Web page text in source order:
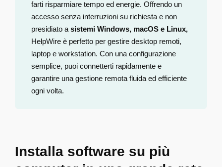
farti risparmiare tempo ed energie. Offrendo un
accesso senza interruzioni su richiesta e non
presidiato a sistemi Windows, macOS e Linux,
HelpWire è perfetto per gestire desktop remoti,
laptop e workstation. Con una configurazione
semplice, puoi connetterti rapidamente e
garantire una gestione remota fluida ed efficiente
ogni volta.
Installa software su più